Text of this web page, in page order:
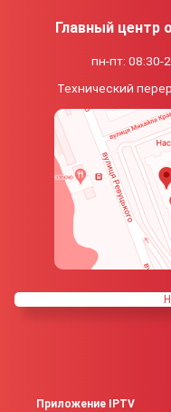
Главный центр
пн-пт: 08:30-
Технический
Приложение IPTV